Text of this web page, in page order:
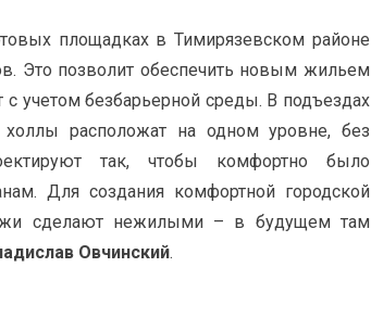
площадках в Тимирязевском районе
Это позволит обеспечить новым жильем
учетом безбарьерной среды. В подъездах
расположат на одном уровне, без
так, чтобы комфортно было
Для создания комфортной городской
сделают нежилыми – в будущем там
Овчинский.